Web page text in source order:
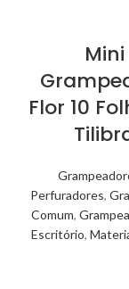
Mini
Flor 10
Perfuradores,
Comum,
Escritório,